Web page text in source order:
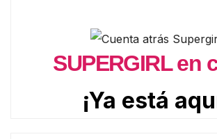
SUPERGIRL en
¡Ya está